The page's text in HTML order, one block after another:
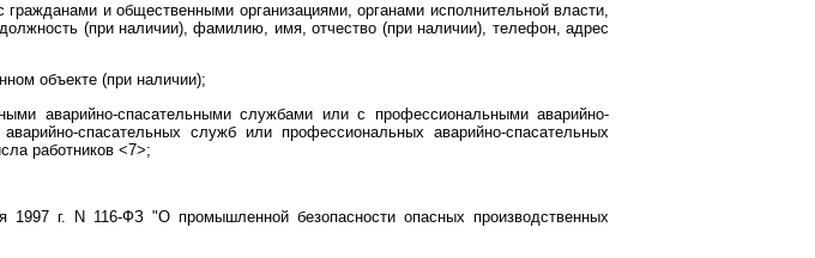
и общественными организациями, органами исполнительной власти,
(при наличии), фамилию, имя, отчество (при наличии), телефон, адрес
объекте (при наличии);
аварийно-спасательными службами или с профессиональными аварийно-
спасательных служб или профессиональных аварийно-спасательных
работников <7>;
г. N 116-ФЗ "О промышленной безопасности опасных производственных